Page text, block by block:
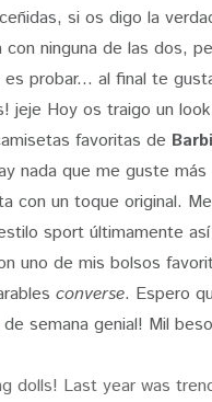
si os digo la
con ninguna de las dos,
probar... al final te
jeje Hoy os traigo un
favoritas de
nada que me guste más
con un toque original.
sport últimamente
uno de mis bolsos
converse. Espero
semana genial! Mil
dolls! Last year was